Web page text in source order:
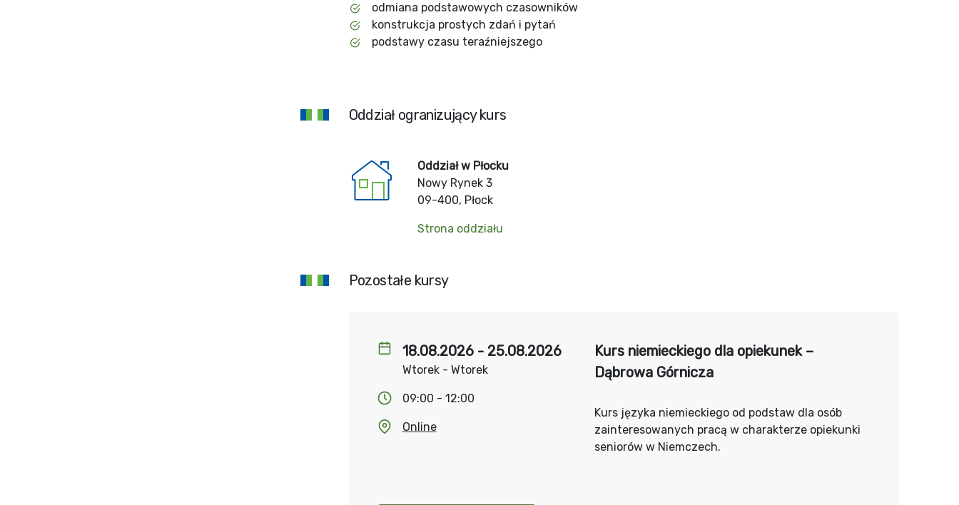
odmiana podstawowych czasowników
konstrukcja prostych zdań i pytań
podstawy czasu teraźniejszego
Oddział ogranizujący kurs
Oddział w Płocku
Nowy Rynek 3
09-400, Płock
Strona oddziału
Pozostałe kursy
18.08.2026 - 25.08.2026
Wtorek - Wtorek
09:00 - 12:00
Online
Kurs niemieckiego dla opiekunek –
Dąbrowa Górnicza
Kurs języka niemieckiego od podstaw dla osób
zainteresowanych pracą w charakterze opiekunki
seniorów w Niemczech.